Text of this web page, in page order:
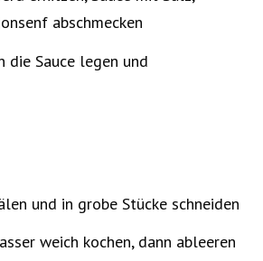
abschmecken
die Sauce legen und
und in grobe Stücke schneiden
weich kochen, dann ableeren